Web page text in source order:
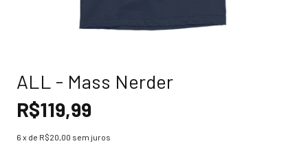
ALL - Mass Nerder
R$119,99
6 x de R$20,00 sem juros